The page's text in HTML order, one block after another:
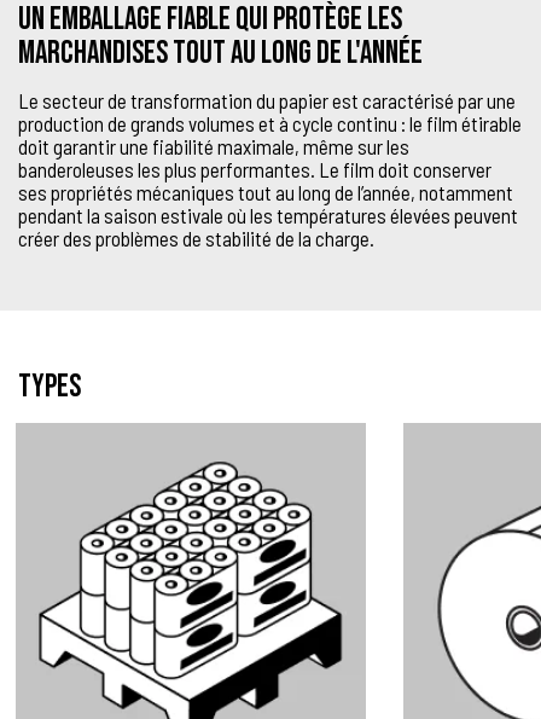
Un emballage fiable qui protège les
marchandises tout au long de l'année
Le secteur de transformation du papier est caractérisé par une
production de grands volumes et à cycle continu : le film étirable
doit garantir une fiabilité maximale, même sur les
banderoleuses les plus performantes. Le film doit conserver
ses propriétés mécaniques tout au long de l’année, notamment
pendant la saison estivale où les températures élevées peuvent
créer des problèmes de stabilité de la charge.
Types